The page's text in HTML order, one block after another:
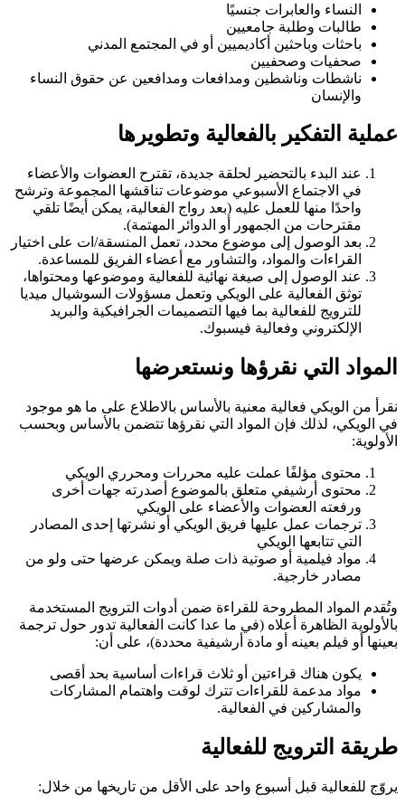
النساء والعابرات جنسيًا
طالبات وطلبة جامعيين
باحثات وباحثين أكاديميين أو في المجتمع المدني
صحفيات وصحفيين
ناشطات وناشطين ومدافعات ومدافعين عن حقوق النساء
والإنسان
عملية التفكير بالفعالية وتطويرها
عند البدء بالتحضير لحلقة جديدة، تقترح العضوات والأعضاء
في الاجتماع الأسبوعي موضوعات تناقشها المجموعة وترشح
واحدًا منها للعمل عليه (بعد رواج الفعالية، يمكن أيضًا تلقي
مقترحات من الجمهور أو الدوائر المهتمة).
بعد الوصول إلى موضوع محدد، تعمل المنسقة/ات على اختيار
القراءات والمواد، والتشاور مع أعضاء الفريق للمساعدة.
عند الوصول إلى صيغة نهائية للفعالية وموضوعها ومحتواها،
توثق الفعالية على الويكي وتعمل مسؤولات السوشيال ميديا
للترويج للفعالية بما فيها التصميمات الجرافيكية والبريد
الإلكتروني وفعالية فيسبوك.
المواد التي نقرؤها ونستعرضها
نقرأ من الويكي فعالية معنية بالأساس بالاطلاع على ما هو موجود
في الويكي، لذلك فإن المواد التي نقرؤها تتضمن بالأساس وبحسب
الأولوية:
محتوى مؤلفًا عملت عليه محررات ومحرري الويكي
محتوى أرشيفي متعلق بالموضوع أصدرته جهات أخرى
ورفعته العضوات والأعضاء على الويكي
ترجمات عمل عليها فريق الويكي أو نشرتها إحدى المصادر
التي تتابعها الويكي
مواد فيلمية أو صوتية ذات صلة ويمكن عرضها حتى ولو من
مصادر خارجية.
وتُقدم المواد المطروحة للقراءة ضمن أدوات الترويج المستخدمة
بالأولوية الظاهرة أعلاه (في ما عدا كانت الفعالية تدور حول ترجمة
بعينها أو فيلم بعينه أو مادة أرشيفية محددة)، على أن:
يكون هناك قراءتين أو ثلاث قراءات أساسية بحد أقصى
مواد مدعمة للقراءات تترك لوقت واهتمام المشاركات
والمشاركين في الفعالية.
طريقة الترويج للفعالية
يروّج للفعالية قبل أسبوع واحد على الأقل من تاريخها من خلال: